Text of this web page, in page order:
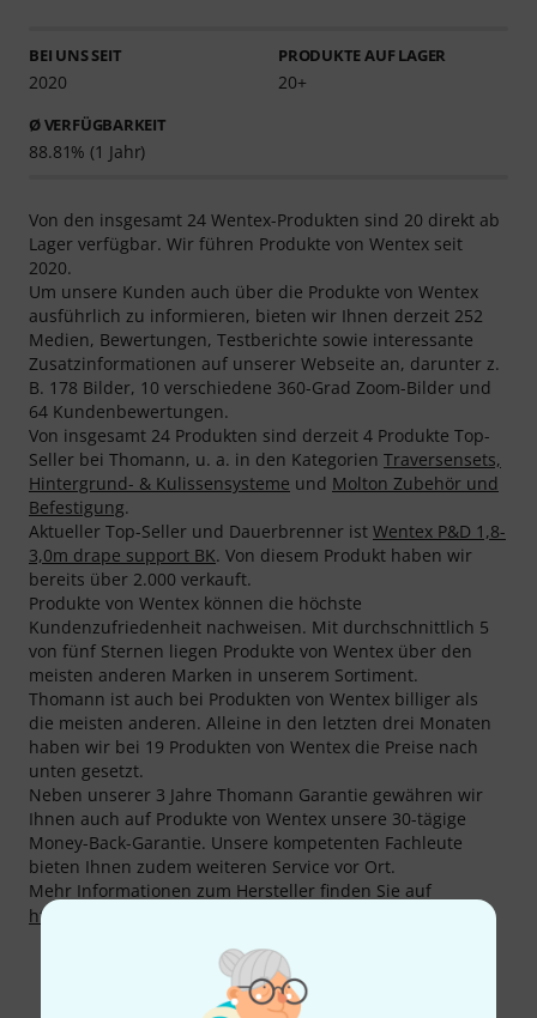
BEI UNS SEIT
2020
PRODUKTE AUF LAGER
20+
Ø VERFÜGBARKEIT
88.81% (1 Jahr)
Von den insgesamt 24 Wentex-Produkten sind 20 direkt ab
Lager verfügbar. Wir führen Produkte von Wentex seit
2020.
Um unsere Kunden auch über die Produkte von Wentex
ausführlich zu informieren, bieten wir Ihnen derzeit 252
Medien, Bewertungen, Testberichte sowie interessante
Zusatzinformationen auf unserer Webseite an, darunter z.
B. 178 Bilder, 10 verschiedene 360-Grad Zoom-Bilder und
64 Kundenbewertungen.
Von insgesamt 24 Produkten sind derzeit 4 Produkte Top-
Seller bei Thomann, u. a. in den Kategorien Traversensets,
Hintergrund- & Kulissensysteme und Molton Zubehör und
Befestigung.
Aktueller Top-Seller und Dauerbrenner ist Wentex P&D 1,8-
3,0m drape support BK. Von diesem Produkt haben wir
bereits über 2.000 verkauft.
Produkte von Wentex können die höchste
Kundenzufriedenheit nachweisen. Mit durchschnittlich 5
von fünf Sternen liegen Produkte von Wentex über den
meisten anderen Marken in unserem Sortiment.
Thomann ist auch bei Produkten von Wentex billiger als
die meisten anderen. Alleine in den letzten drei Monaten
haben wir bei 19 Produkten von Wentex die Preise nach
unten gesetzt.
Neben unserer 3 Jahre Thomann Garantie gewähren wir
Ihnen auch auf Produkte von Wentex unsere 30-tägige
Money-Back-Garantie. Unsere kompetenten Fachleute
bieten Ihnen zudem weiteren Service vor Ort.
Mehr Informationen zum Hersteller finden Sie auf
http://www.wentex.eu